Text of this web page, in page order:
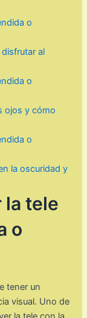
o
al
o
ojos y cómo
o
la oscuridad y
la tele
o
tener un
visual. Uno de